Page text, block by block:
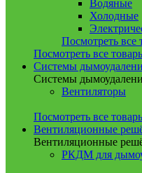
Водяные
Холодные
Посмотреть все
Посмотреть все
Системы
Системы
Вентиляторы
Посмотреть все
Вентиляционные
Вентиляционные
РКДМ для